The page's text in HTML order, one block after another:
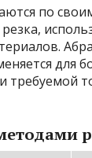
по
для
требуемой